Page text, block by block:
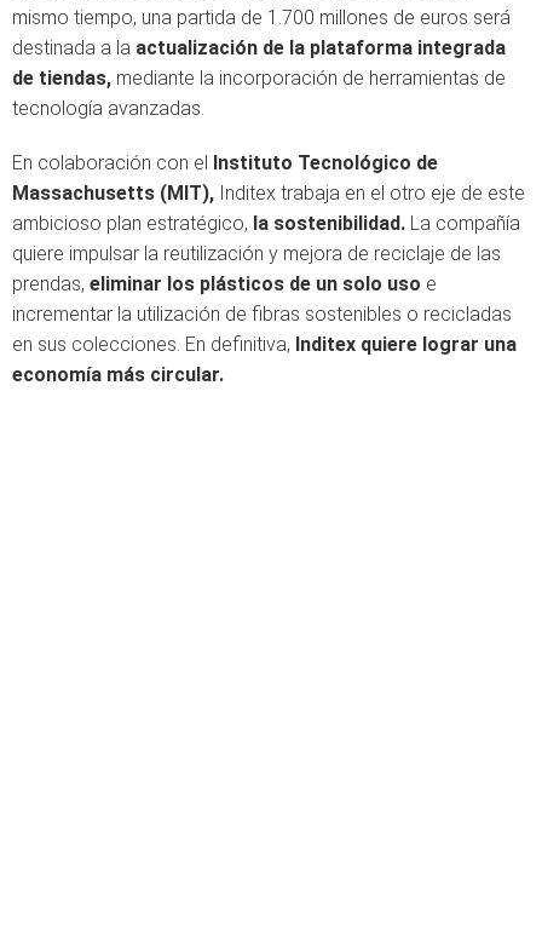
mismo tiempo, una partida de 1.700 millones de euros será
destinada a la actualización de la plataforma integrada
de tiendas, mediante la incorporación de herramientas de
tecnología avanzadas.
En colaboración con el Instituto Tecnológico de
Massachusetts (MIT), Inditex trabaja en el otro eje de este
ambicioso plan estratégico, la sostenibilidad. La compañía
quiere impulsar la reutilización y mejora de reciclaje de las
prendas, eliminar los plásticos de un solo uso e
incrementar la utilización de fibras sostenibles o recicladas
en sus colecciones. En definitiva, Inditex quiere lograr una
economía más circular.